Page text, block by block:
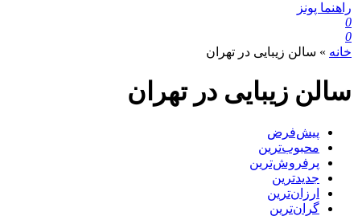
راهنما پونز
0
0
خانه » سالن زیبایی در تهران
سالن زیبایی در تهران
پیش‌فرض
محبوب‌ترین
پرفروش‌ترین
جدیدترین
ارزان‌ترین
گران‌ترین